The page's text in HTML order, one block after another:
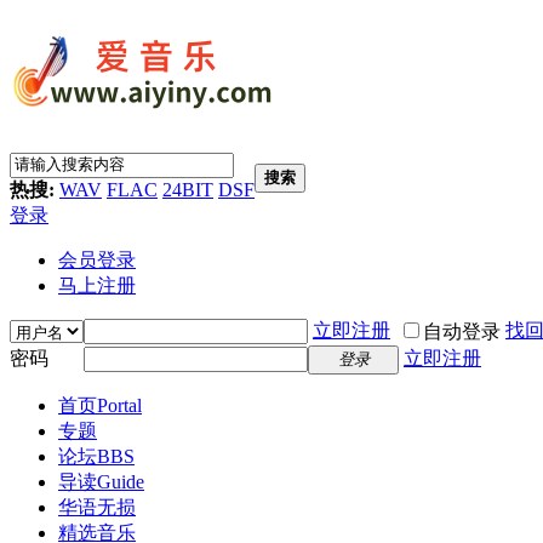
热搜: WAV FLAC 24BIT DSF
搜索
登录
会员登录
马上注册
立即注册 自动登录 找
密码
登录 立即注册
首页Portal
专题
论坛BBS
导读Guide
华语无损
精选音乐